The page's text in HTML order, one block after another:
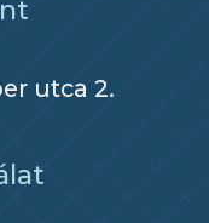
utca 2.